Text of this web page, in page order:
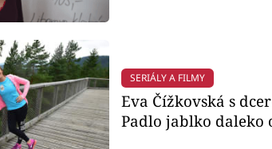
SERIÁLY A FILMY
Eva Čížkovská s
Padlo jablko daleko